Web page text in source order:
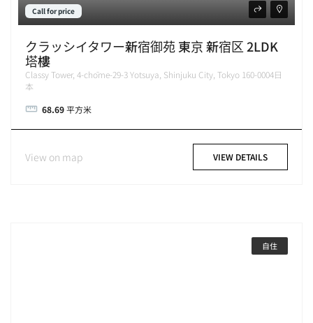
Call for price
クラッシイタワー新宿御苑 東京 新宿区 2LDK
塔樓
Classy Tower, 4-chōme-29-3 Yotsuya, Shinjuku City, Tokyo 160-0004日
本
68.69平方米
View on map VIEW DETAILS
自住